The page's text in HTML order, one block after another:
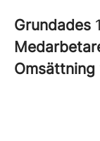
Grundades
Omsättning